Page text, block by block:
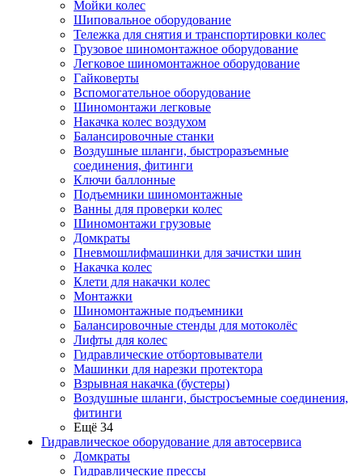
Мойки колес
Шиповальное оборудование
Тележка для снятия и транспортировки колес
Грузовое шиномонтажное оборудование
Легковое шиномонтажное оборудование
Гайковерты
Вспомогательное оборудование
Шиномонтажи легковые
Накачка колес воздухом
Балансировочные станки
Воздушные шланги, быстроразъемные
соединения, фитинги
Ключи баллонные
Подъемники шиномонтажные
Ванны для проверки колес
Шиномонтажи грузовые
Домкраты
Пневмошлифмашинки для зачистки шин
Накачка колес
Клети для накачки колес
Монтажки
Шиномонтажные подъемники
Балансировочные стенды для мотоколёс
Лифты для колес
Гидравлические отбортовыватели
Машинки для нарезки протектора
Взрывная накачка (бустеры)
Воздушные шланги, быстросъемные соединения,
фитинги
Ещё 34
Гидравлическое оборудование для автосервиса
Домкраты
Гидравлические прессы